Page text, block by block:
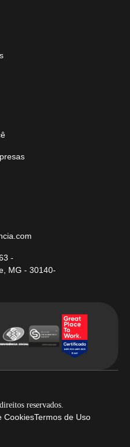
-
MG - 30140-
reservados.
CookiesTermos de Uso